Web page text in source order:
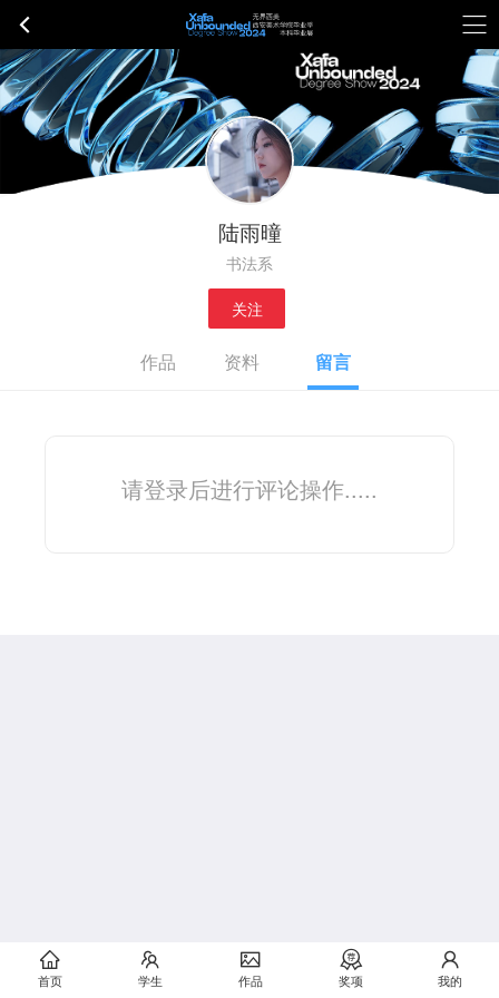
首页 学生 作品 奖项 我的
陆雨曈
书法系
关注
作品 资料 留言
请登录后进行评论操作.....